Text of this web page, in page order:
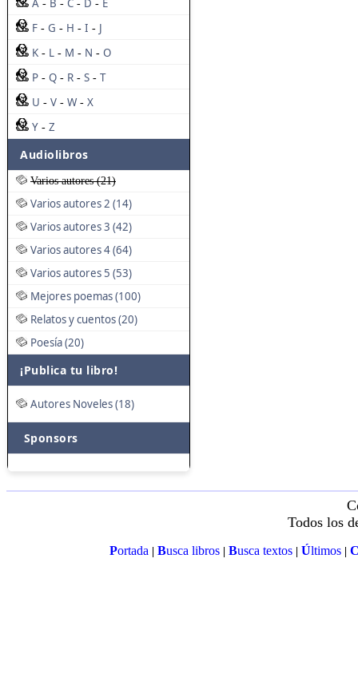
A - B - C - D - E
F - G - H - I - J
K - L - M - N - O
P - Q - R - S - T
U - V - W - X
Y - Z
Audiolibros
Varios autores (21)
Varios autores 2 (14)
Varios autores 3 (42)
Varios autores 4 (64)
Varios autores 5 (53)
Mejores poemas (100)
Relatos y cuentos (20)
Poesía (20)
¡Publica tu libro!
Autores Noveles (18)
Sponsors
Todos los
Portada| Busca libros| Busca textos| Últimos|